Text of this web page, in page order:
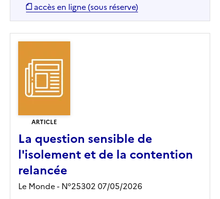
accès en ligne (sous réserve)
ARTICLE
La question sensible de
l'isolement et de la contention
relancée
Le Monde - N°25302 07/05/2026